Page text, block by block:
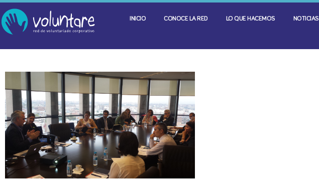
INICIO CONOCE LA RED LO QUE HACEMOS NOTICIAS